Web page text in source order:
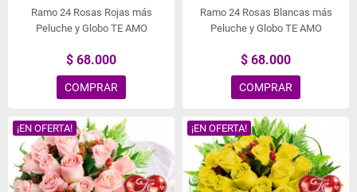
Ramo 24 Rosas Rojas más
Peluche y Globo TE AMO
$ 68.000
COMPRAR
Ramo 24 Rosas Blancas más
Peluche y Globo TE AMO
$ 68.000
COMPRAR
¡EN OFERTA! ¡EN OFERTA!